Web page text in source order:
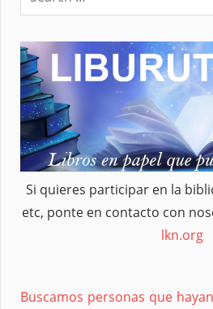
Si quieres participar en la
etc, ponte en contacto con
lkn.org
Buscamos personas que